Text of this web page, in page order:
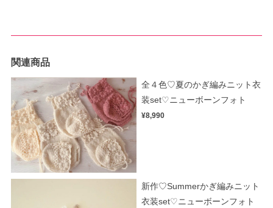
関連商品
全４色♡夏のかぎ編みニット衣
装set♡ニューボーンフォト
¥8,990
新作♡Summerかぎ編みニット
衣装set♡ニューボーンフォト